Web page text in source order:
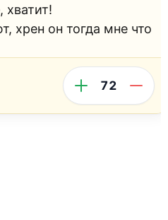
хрен он тогда мне что
72